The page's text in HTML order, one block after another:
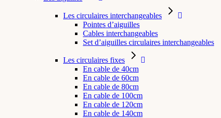
Les circulaires interchangeables
Pointes d’aiguilles
Cables interchangeables
Set d’aiguilles circulaires interchangeables
Les circulaires fixes
En cable de 40cm
En cable de 60cm
En cable de 80cm
En cable de 100cm
En cable de 120cm
En cable de 140cm